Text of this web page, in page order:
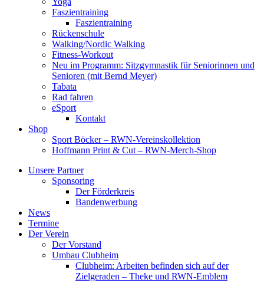
Faszientraining
Faszientraining
Rückenschule
Walking/Nordic Walking
Fitness-Workout
Neu im Programm: Sitzgymnastik für Seniorinnen und
Senioren (mit Bernd Meyer)
Tabata
Rad fahren
eSport
Kontakt
Shop
Sport Böcker – RWN-Vereinskollektion
Hoffmann Print & Cut – RWN-Merch-Shop
Unsere Partner
Sponsoring
Der Förderkreis
Bandenwerbung
News
Termine
Der Verein
Der Vorstand
Umbau Clubheim
Clubheim: Arbeiten befinden sich auf der
Zielgeraden – Theke und RWN-Emblem